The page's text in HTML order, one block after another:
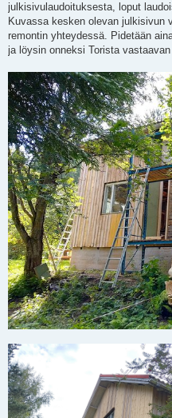
julkisivulaudoituksesta, loput
Kuvassa kesken olevan julkisivun
remontin yhteydessä. Pidetään
ja löysin onneksi Torista